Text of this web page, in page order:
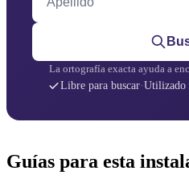
La ortografía exacta ayuda a
Libre para buscar·Utilizado
Guías para esta